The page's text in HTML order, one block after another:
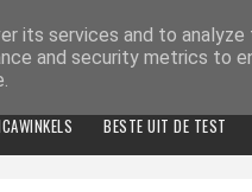
BESTE UIT DE TEST
its services and to analyze
and security metrics to